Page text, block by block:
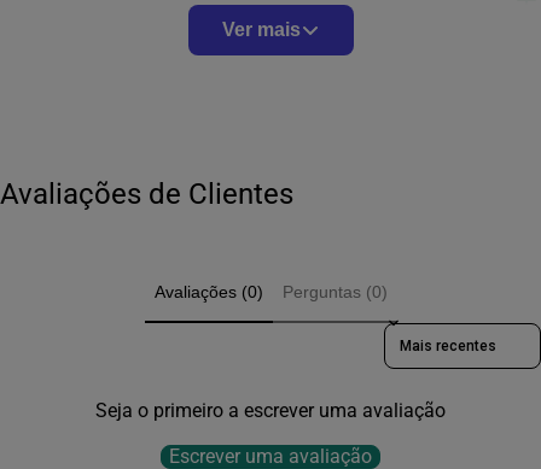
Pessoas com ansiedade podem usar pré-treino com
suplementos?
Abrir
Ver mais
Avaliações de Clientes
Avaliações (0) Perguntas (0)
Sort reviews by
Seja o primeiro a escrever uma avaliação
Escrever uma avaliação